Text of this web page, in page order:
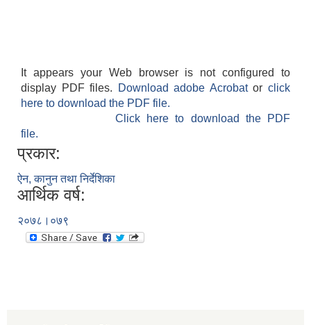
It appears your Web browser is not configured to
display PDF files.
Download adobe Acrobatorclick
here to download the PDF file.
Click here to download the PDF
file.
प्रकार:
ऐन, कानुन तथा निर्देशिका
आर्थिक वर्ष:
२०७८।०७९